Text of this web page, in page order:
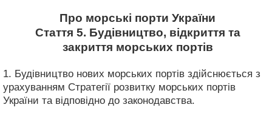
Про морські порти України
Стаття 5. Будівництво, відкриття та
закриття морських портів
1. Будівництво нових морських портів здійснюється з
урахуванням Стратегії розвитку морських портів
України та відповідно до законодавства.